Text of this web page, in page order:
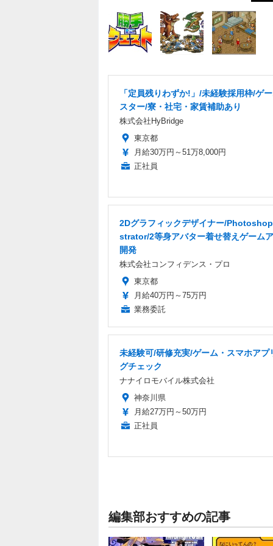
「定員残りわずか!」/未経験採用枠/ゲ
スター/寮・社宅・家賃補助あり
株式会社HyBridge
東京都
月給30万円～51万8,000円
正社員
2Dグラフィックデザイナー/
strator/2等身アバター着せ替えゲーム
開発
株式会社コンフィデンス・プロ
東京都
月給40万円～75万円
業務委託
未経験可/研修充実/ゲーム・スマホアプ
グチェック
ナナイロモバイル株式会社
神奈川県
月給27万円～50万円
正社員
編集部おすすめの記事